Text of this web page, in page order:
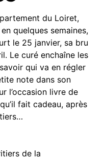
du Loiret,
quelques semaines,
le 25 janvier, sa bru
Le curé enchaîne les
qui va en régler
note dans son
l’occasion livre de
fait cadeau, après
de la